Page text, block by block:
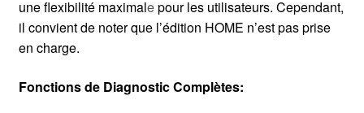
une flexibilité maximalepour les utilisateurs. Cependant,
il convient de noter que l’édition HOME n’est pas prise
en charge.
Fonctions de Diagnostic Complètes: